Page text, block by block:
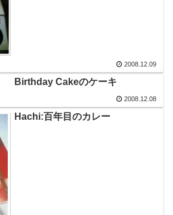
2008.12.09
Birthday Cakeのケーキ
2008.12.08
Hachi:百年目のカレー